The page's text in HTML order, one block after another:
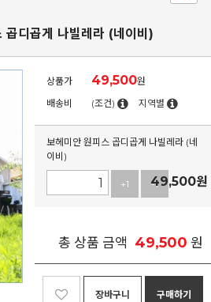
곱디곱게 나빌레라 (네이비)
상품가 49,500원
배송비
(조건) 지역별
보헤미안 원피스 곱디곱게 나빌레라 (네
이비)
+1 -1
49,500원
총 상품 금액 49,500 원
장바구니 구매하기